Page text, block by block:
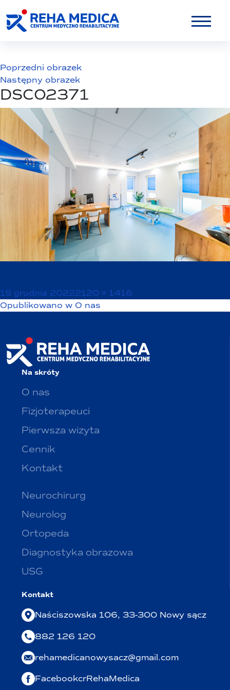
Poprzedni obrazek
Następny obrazek
DSC02371
Opublikowano
15 grudnia 2022Pełny
rozmiar
2120 × 1416
Nawigacja
Opublikowano w O nas
Na skróty
O nas
Fizjoterapeuci
Pierwsza wizyta
Cennik
Kontakt
Neurochirurg
Neurolog
Ortopeda
Diagnostyka obrazowa
USG
Kontakt
Naściszowska 106, 33-300 Nowy sącz
882 126 120
rehamedicanowysacz@gmail.com
FacebookcrRehaMedica